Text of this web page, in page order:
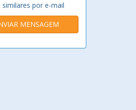
similares por e-mail
MENSAGEM